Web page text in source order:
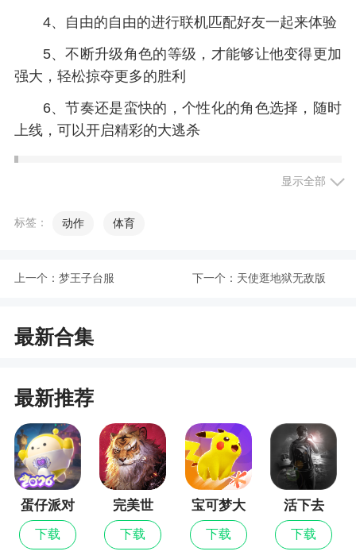
4、自由的自由的进行联机匹配好友一起来体验
5、不断升级角色的等级，才能够让他变得更加
强大，轻松掠夺更多的胜利
6、节奏还是蛮快的，个性化的角色选择，随时
上线，可以开启精彩的大逃杀
1、也可以进行互动和升级，根据敌人的战术，
2、你不能忽视这场摔跤...真正的摔跤革命3D是
3、同时可以容纳40名玩家在线，角色设计的很
独特，高矮胖瘦非常的鲜明，在诺大的城镇当中进
步或者跳跃，随机散落的武器类型也是很多样的，
显示全部
标签： 动作 体育
上一个： 梦王子台服 下一个： 天使逛地狱无敌版
最新合集
最新推荐
蛋仔派对
下载
完美世
界：诸神
之战
下载
宝可梦大
集结
下载
活下去
下载